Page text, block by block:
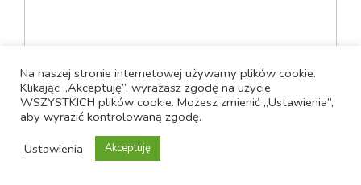
Nazwa
Na naszej stronie internetowej używamy plików cookie.
Klikając „Akceptuję”, wyrażasz zgodę na użycie
WSZYSTKICH plików cookie. Możesz zmienić „Ustawienia”,
aby wyrazić kontrolowaną zgodę.
Ustawienia
Akceptuję